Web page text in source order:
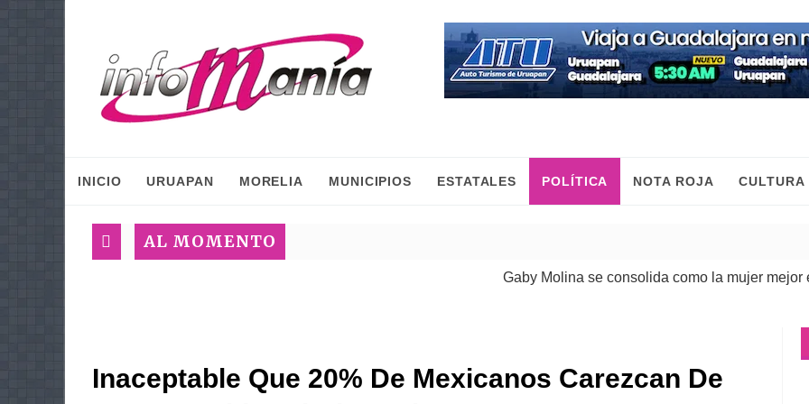
INICIO URUAPAN MORELIA MUNICIPIOS ESTATALES POLÍTICA NOTA ROJA CULTURA
AL MOMENTO
Gaby Molina se consolida como la mujer mejor
Inaceptable Que 20% De Mexicanos Carezcan De